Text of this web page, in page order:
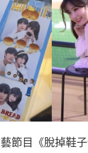
節目《脫掉鞋